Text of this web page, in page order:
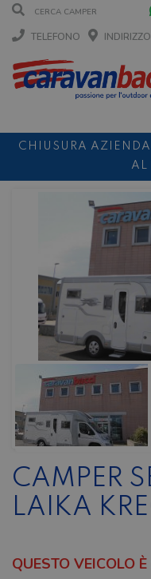
TELEFONO
INDIRIZZO
CHIUSURA
AL
DURANTE IL MESE
SCONTO 10%
CAMPER
LAIKA
QUESTO VEICOLO